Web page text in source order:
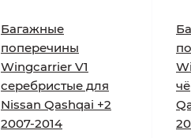
Багажные
поперечины
Wingcarrier V1
серебристые для
Nissan Qashqai +2
2007-2014